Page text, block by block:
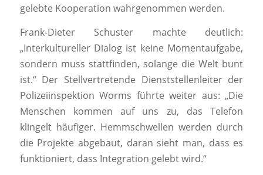
gelebte Kooperation wahrgenommen werden.
Frank-Dieter Schuster machte deutlich:
„Interkultureller Dialog ist keine Momentaufgabe,
sondern muss stattfinden, solange die Welt bunt
ist.“ Der Stellvertretende Dienststellenleiter der
Polizeiinspektion Worms führte weiter aus: „Die
Menschen kommen auf uns zu, das Telefon
klingelt häufiger. Hemmschwellen werden durch
die Projekte abgebaut, daran sieht man, dass es
funktioniert, dass Integration gelebt wird.“